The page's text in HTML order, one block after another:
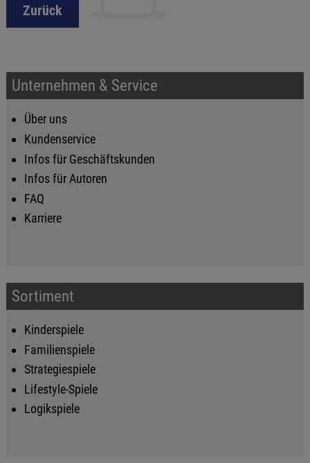
Zurück
Unternehmen & Service
Über uns
Kundenservice
Infos für Geschäftskunden
Infos für Autoren
FAQ
Karriere
Sortiment
Kinderspiele
Familienspiele
Strategiespiele
Lifestyle-Spiele
Logikspiele